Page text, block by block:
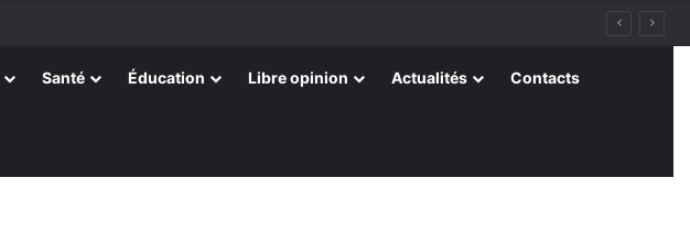
Santé Éducation Libre opinion Actualités Contacts